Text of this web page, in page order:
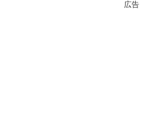
広告